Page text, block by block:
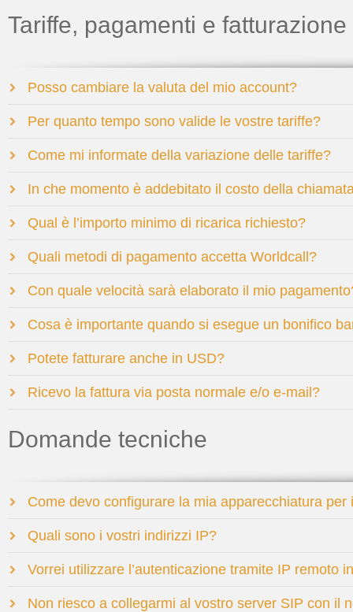
Tariffe, pagamenti e fatturazione
Posso cambiare la valuta del mio account?
Per quanto tempo sono valide le vostre tariffe?
Come mi informate della variazione delle tariffe?
In che momento è addebitato il costo della
Qual è l’importo minimo di ricarica richiesto?
Quali metodi di pagamento accetta Worldcall?
Con quale velocità sarà elaborato il mio
Cosa è importante quando si esegue un bonifico
Potete fatturare anche in USD?
Ricevo la fattura via posta normale e/o e-mail?
Domande tecniche
Come devo configurare la mia apparecchiatura
Quali sono i vostri indirizzi IP?
Vorrei utilizzare l’autenticazione tramite IP remoto
Non riesco a collegarmi al vostro server SIP con il